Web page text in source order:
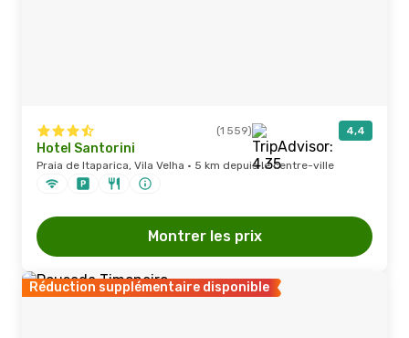
(1 559) 4,4
Hotel Santorini
Praia de Itaparica, Vila Velha · 5 km depuis le centre-ville
Montrer les prix
Réduction supplémentaire disponible